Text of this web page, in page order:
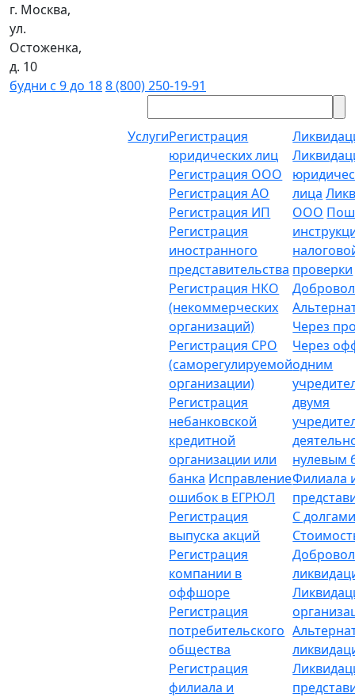
г. Москва,
ул.
Остоженка,
д. 10
будни с 9 до 188 (800) 250-19-91
УслугиРегистрация
юридических лиц
Регистрация ООО
Регистрация АО
Регистрация ИП
Регистрация
иностранного
представительства
Регистрация НКО
(некоммерческих
организаций)
Регистрация СРО
(саморегулируемой
организации)
Регистрация
небанковской
кредитной
организации или
банка Исправление
ошибок в ЕГРЮЛ
Регистрация
выпуска акций
Регистрация
компании в
оффшоре
Регистрация
потребительского
общества
Регистрация
филиала и
лица
ООО
проверки
Через
Через
одним
двумя
нулевым
Филиала
С